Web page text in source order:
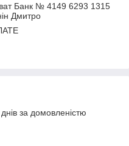
Банк № 4149 6293 1315
Дмитро
за домовленістю